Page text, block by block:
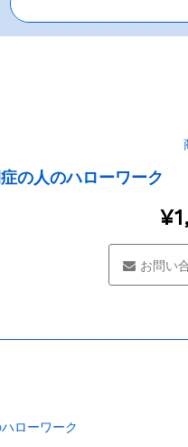
の人のハローワーク
お問い
ローワーク